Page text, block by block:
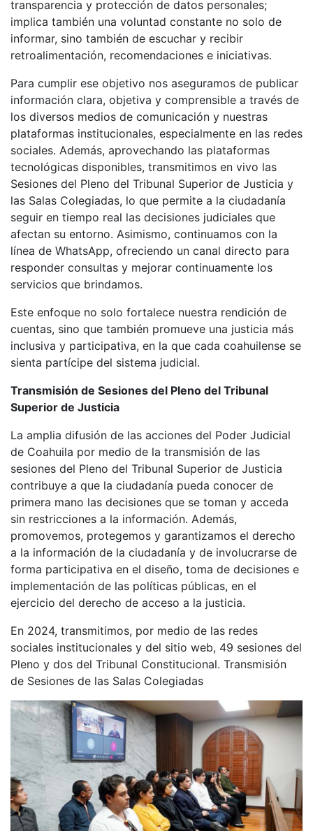
transparencia y protección de datos personales;
implica también una voluntad constante no solo de
informar, sino también de escuchar y recibir
retroalimentación, recomendaciones e iniciativas.
Para cumplir ese objetivo nos aseguramos de publicar
información clara, objetiva y comprensible a través de
los diversos medios de comunicación y nuestras
plataformas institucionales, especialmente en las redes
sociales. Además, aprovechando las plataformas
tecnológicas disponibles, transmitimos en vivo las
Sesiones del Pleno del Tribunal Superior de Justicia y
las Salas Colegiadas, lo que permite a la ciudadanía
seguir en tiempo real las decisiones judiciales que
afectan su entorno. Asimismo, continuamos con la
línea de WhatsApp, ofreciendo un canal directo para
responder consultas y mejorar continuamente los
servicios que brindamos.
Este enfoque no solo fortalece nuestra rendición de
cuentas, sino que también promueve una justicia más
inclusiva y participativa, en la que cada coahuilense se
sienta partícipe del sistema judicial.
Transmisión de Sesiones del Pleno del Tribunal
Superior de Justicia
La amplia difusión de las acciones del Poder Judicial
de Coahuila por medio de la transmisión de las
sesiones del Pleno del Tribunal Superior de Justicia
contribuye a que la ciudadanía pueda conocer de
primera mano las decisiones que se toman y acceda
sin restricciones a la información. Además,
promovemos, protegemos y garantizamos el derecho
a la información de la ciudadanía y de involucrarse de
forma participativa en el diseño, toma de decisiones e
implementación de las políticas públicas, en el
ejercicio del derecho de acceso a la justicia.
En 2024, transmitimos, por medio de las redes
sociales institucionales y del sitio web, 49 sesiones del
Pleno y dos del Tribunal Constitucional. Transmisión
de Sesiones de las Salas Colegiadas